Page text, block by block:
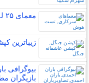
معمای ۲۵ لنگه جوراب
زیباترین
بیوگرافی
بازیگران